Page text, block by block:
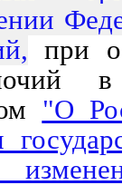
при
"О